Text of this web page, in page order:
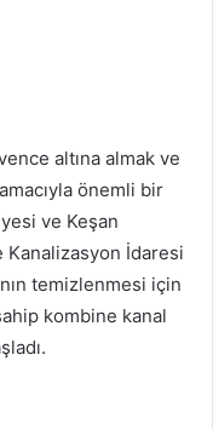
altına almak ve
önemli bir
ve Keşan
İdaresi
temizlenmesi için
kombine kanal